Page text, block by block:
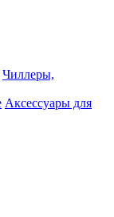
Чиллеры,
Аксессуары для